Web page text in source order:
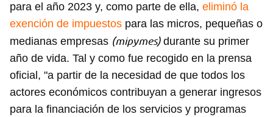
para el año 2023 y, como parte de ella, eliminó la
exención de impuestos para las micros, pequeñas o
medianas empresas (mipymes) durante su primer
año de vida. Tal y como fue recogido en la prensa
oficial, "a partir de la necesidad de que todos los
actores económicos contribuyan a generar ingresos
para la financiación de los servicios y programas